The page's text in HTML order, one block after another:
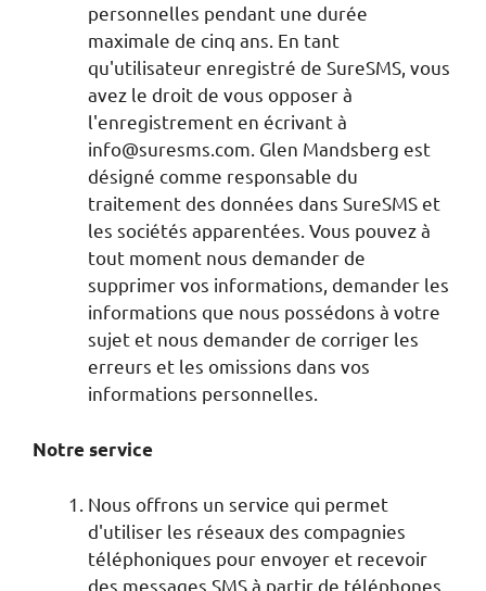
personnelles pendant une durée
maximale de cinq ans. En tant
qu'utilisateur enregistré de SureSMS, vous
avez le droit de vous opposer à
l'enregistrement en écrivant à
info@suresms.com . Glen Mandsberg est
désigné comme responsable du
traitement des données dans SureSMS et
les sociétés apparentées. Vous pouvez à
tout moment nous demander de
supprimer vos informations, demander les
informations que nous possédons à votre
sujet et nous demander de corriger les
erreurs et les omissions dans vos
informations personnelles.
Notre service
Nous offrons un service qui permet
d'utiliser les réseaux des compagnies
téléphoniques pour envoyer et recevoir
des messages SMS à partir de téléphones